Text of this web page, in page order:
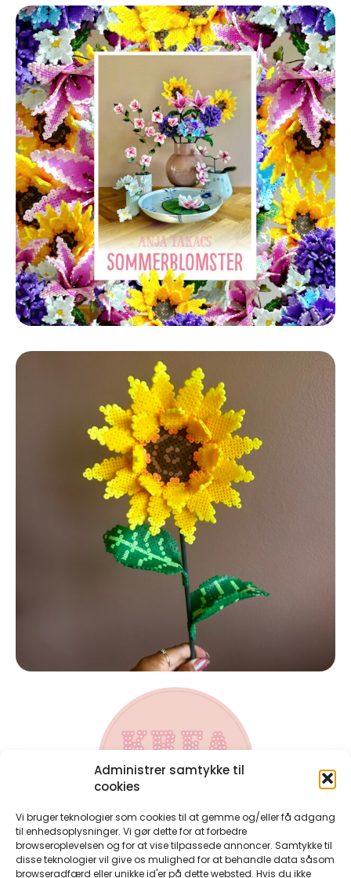
Administrer samtykke til
cookies
Vi bruger teknologier som cookies til at gemme og/eller få adgang
til enhedsoplysninger. Vi gør dette for at forbedre
browseroplevelsen og for at vise tilpassede annoncer. Samtykke til
disse teknologier vil give os mulighed for at behandle data såsom
browseradfærd eller unikke id'er på dette websted. Hvis du ikke
Kontakt